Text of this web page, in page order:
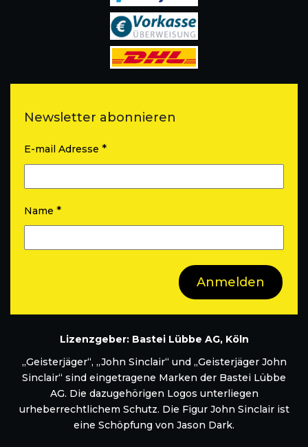
Newsletter abonnieren
E-mail Adresse *
Name *
Lizenzgeber: Bastei Lübbe AG, Köln
„Geisterjäger“, „John Sinclair“ und „Geisterjäger John
Sinclair“ sind eingetragene Marken der Bastei Lübbe
AG. Die dazugehörigen Logos unterliegen
urheberrechtlichem Schutz. Die Figur John Sinclair ist
eine Schöpfung von Jason Dark.